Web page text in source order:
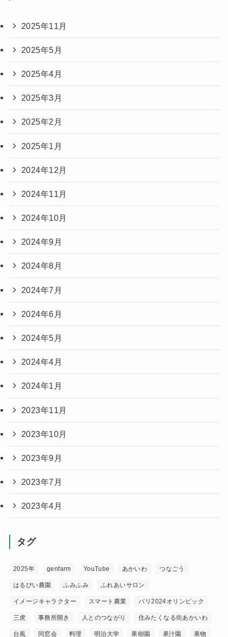
2025年11月
2025年5月
2025年4月
2025年3月
2025年2月
2025年1月
2024年12月
2024年11月
2024年10月
2024年9月
2024年8月
2024年7月
2024年6月
2024年5月
2024年4月
2024年1月
2023年11月
2023年10月
2023年9月
2023年7月
2023年4月
タグ
2025年 genfarm YouTube あかいわ つなごう
はるぴい農園 ふみふみ ふれあいサロン
イメージキャラクター スマート農業 パリ2024オリンピック
三虎 事務所開き 人とのつながり 住みたくなる街あかいわ
台風 同窓会 料理 明治大学 果樹園 果汁園 果物